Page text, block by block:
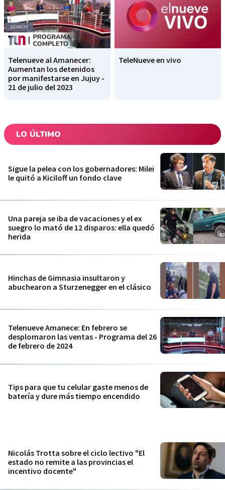
Telenueve al Amanecer:
Aumentan los detenidos
por manifestarse en Jujuy -
21 de julio del 2023
TeleNueve en vivo
LO ÚLTIMO
Sigue la pelea con los gobernadores: Milei
le quitó a Kiciloff un fondo clave
Una pareja se iba de vacaciones y el ex
suegro lo mató de 12 disparos: ella quedó
herida
Hinchas de Gimnasia insultaron y
abuchearon a Sturzenegger en el clásico
Telenueve Amanece: En febrero se
desplomaron las ventas - Programa del 26
de febrero de 2024
Tips para que tu celular gaste menos de
batería y dure más tiempo encendido
Nicolás Trotta sobre el ciclo lectivo "El
estado no remite a las provincias el
incentivo docente"